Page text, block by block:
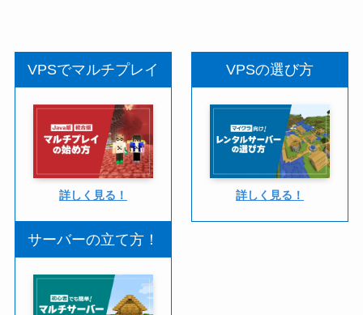
VPSでマルチプレイ
詳しく見る！
VPSの選び方
詳しく見る！
サーバーの立て方！